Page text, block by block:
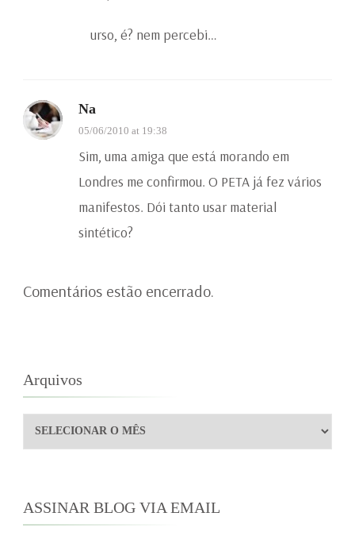
urso, é? nem percebi…
Na
05/06/2010 at 19:38
Sim, uma amiga que está morando em
Londres me confirmou. O PETA já fez vários
manifestos. Dói tanto usar material
sintético?
Comentários estão encerrado.
Arquivos
Arquivos
ASSINAR BLOG VIA EMAIL